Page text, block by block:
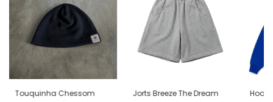
Touquinha Chessom
Jorts Breeze The Dream